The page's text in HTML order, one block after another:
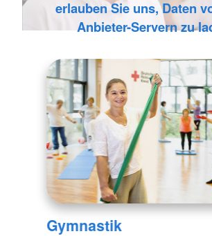
erlauben Sie uns, Daten
Anbieter-Servern zu
Gymnastik